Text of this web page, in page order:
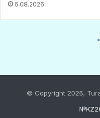
© Copyright 2026,